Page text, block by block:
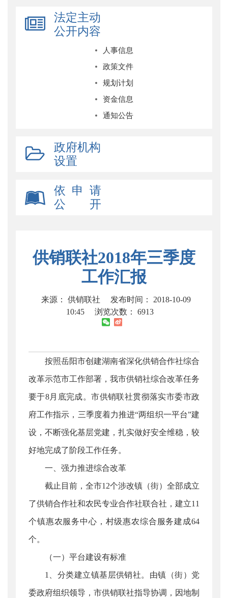
法定主动
公开内容
人事信息
政策文件
规划计划
资金信息
通知公告
政府机构
设置
依 申 请
公 开
供销联社2018年三季度
工作汇报
来源： 供销联社
发布时间： 2018-10-09
10:45
浏览次数： 6913
按照岳阳市创建湖南省深化供销合作社综合
改革示范市工作部署，我市供销社综合改革任务
要于8月底完成。市供销联社贯彻落实市委市政
府工作指示，三季度着力推进“两组织一平台”建
设，不断强化基层党建，扎实做好安全维稳，较
好地完成了阶段工作任务。
一、强力推进综合改革
截止目前，全市12个涉改镇（街）全部成立
了供销合作社和农民专业合作社联合社，建立11
个镇惠农服务中心，村级惠农综合服务建成64
个。
（一）平台建设有标准
1、分类建立镇基层供销社。由镇（街）党
委政府组织领导，市供销联社指导协调，因地制